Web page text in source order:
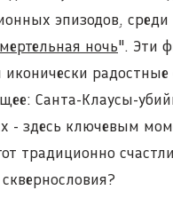
эпизодов,
ночь". Эти
Санта-Клаусы-
- здесь ключевым
традиционно